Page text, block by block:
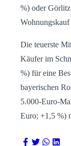
%) oder
Wohnungskauf
Die teuerste
Käufer im
%) für eine
bayerischen
5.000-Euro-
Euro; +1,5 %)